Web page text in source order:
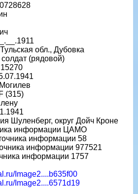
обл., Дубовка
(рядовой)
(315)
Шуленберг, округ Дойч Кроне
информации ЦАМО
информации 58
информации 977521
информации 1757
Image2....b635f00
Image2....6571d19